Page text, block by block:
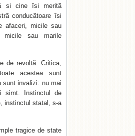
si cine îsi meritã
conducãtoare îsi
afaceri, micile sau
micile sau marile
de revoltã. Critica,
acestea sunt
sunt invalizi: nu mai
simt. Instinctul de
instinctul statal, s-a
tragice de state